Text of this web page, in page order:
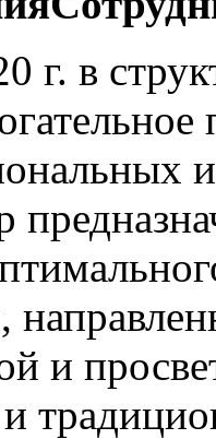
г. в
и